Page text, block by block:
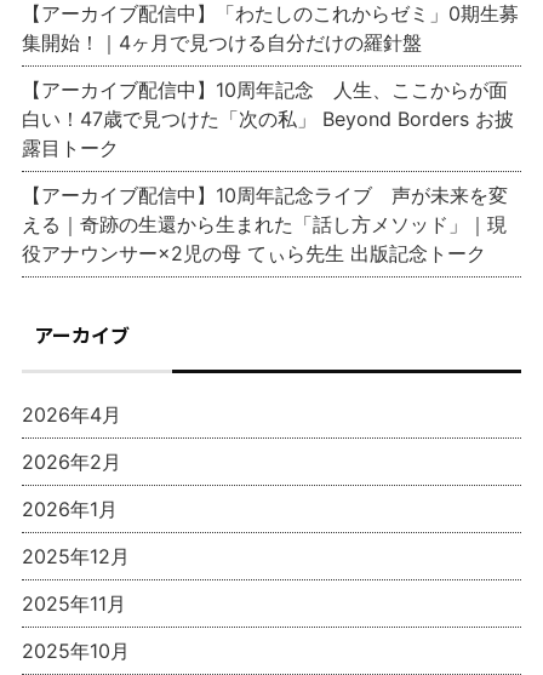
【アーカイブ配信中】「わたしのこれからゼミ」0期生募
集開始！｜4ヶ月で見つける自分だけの羅針盤
【アーカイブ配信中】10周年記念 人生、ここからが面
白い！47歳で見つけた「次の私」 Beyond Borders お披
露目トーク
【アーカイブ配信中】10周年記念ライブ 声が未来を変
える｜奇跡の生還から生まれた「話し方メソッド」｜現
役アナウンサー×2児の母 てぃら先生 出版記念トーク
アーカイブ
2026年4月
2026年2月
2026年1月
2025年12月
2025年11月
2025年10月